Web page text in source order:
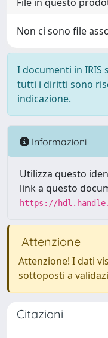
Non ci sono file
I documenti in
tutti i diritti sono
indicazione.
Informazioni
Utilizza questo
link a questo
https://
Attenzione
Attenzione! I dati
sottoposti a
Citazioni